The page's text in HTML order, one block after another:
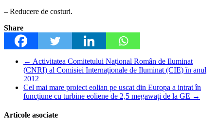
– Reducere de costuri.
Share
← Activitatea Comitetului Național Român de Iluminat
(CNRI) al Comisiei Internaționale de Iluminat (CIE) în anul
2012
Cel mai mare proiect eolian pe uscat din Europa a intrat în
funcțiune cu turbine eoliene de 2,5 megawați de la GE →
Articole asociate